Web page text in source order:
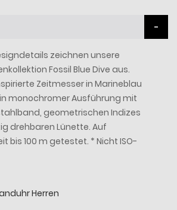
zeichnen unsere
Fossil Blue Dive aus.
Zeitmesser in Marineblau
monochromer Ausführung mit
geometrischen Indizes
drehbaren Lünette. Auf
bis 100 m getestet. * Nicht ISO-
Herren